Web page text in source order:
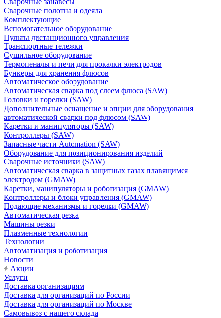
Сварочные занавесы
Сварочные полотна и одеяла
Комплектующие
Вспомогательное оборудование
Пульты дистанционного управления
Транспортные тележки
Сушильное оборудование
Термопеналы и печи для прокалки электродов
Бункеры для хранения флюсов
Автоматическое оборудование
Автоматическая сварка под слоем флюса (SAW)
Головки и горелки (SAW)
Дополнительные оснащение и опции для оборудования
автоматической сварки под флюсом (SAW)
Каретки и манипуляторы (SAW)
Контроллеры (SAW)
Запасные части Automation (SAW)
Оборудование для позиционирования изделий
Сварочные источники (SAW)
Автоматическая сварка в защитных газах плавящимся
электродом (GMAW)
Каретки, манипуляторы и роботизация (GMAW)
Контроллеры и блоки управления (GMAW)
Подающие механизмы и горелки (GMAW)
Автоматическая резка
Машины резки
Плазменные технологии
Технологии
Автоматизация и роботизация
Новости
Акции
Услуги
Доставка организациям
Доставка для организаций по России
Доставка для организаций по Москве
Самовывоз с нашего склада